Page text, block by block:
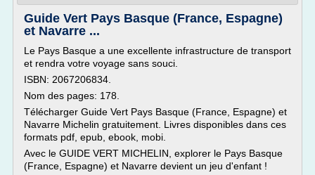
Guide Vert Pays Basque (France, Espagne)
et Navarre ...
Le Pays Basque a une excellente infrastructure de transport
et rendra votre voyage sans souci.
ISBN: 2067206834.
Nom des pages: 178.
Télécharger Guide Vert Pays Basque (France, Espagne) et
Navarre Michelin gratuitement. Livres disponibles dans ces
formats pdf, epub, ebook, mobi.
Avec le GUIDE VERT MICHELIN, explorer le Pays Basque
(France, Espagne) et Navarre devient un jeu d'enfant !